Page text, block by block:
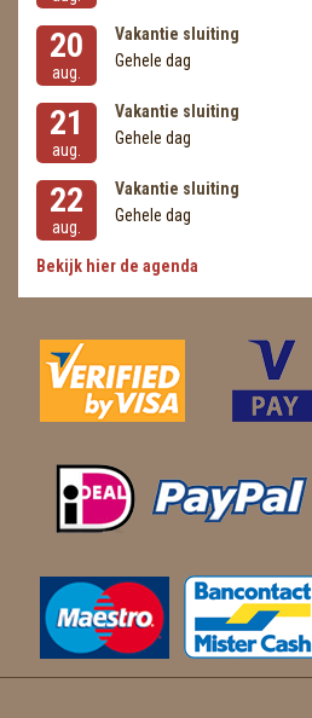
20
aug.
Vakantie sluiting
Gehele dag
21
aug.
Vakantie sluiting
Gehele dag
22
aug.
Vakantie sluiting
Gehele dag
Bekijk hier de agenda